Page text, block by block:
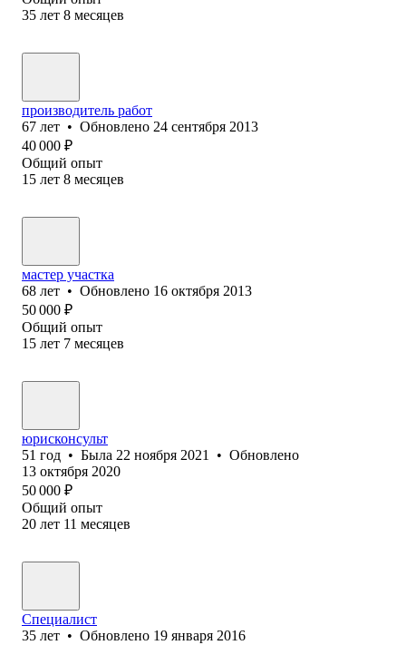
35 лет 8 месяцев
производитель работ
67 лет • Обновлено 24 сентября 2013
40 000 ₽
Общий опыт
15 лет 8 месяцев
мастер участка
68 лет • Обновлено 16 октября 2013
50 000 ₽
Общий опыт
15 лет 7 месяцев
юрисконсульт
51 год • Была 22 ноября 2021 • Обновлено
13 октября 2020
50 000 ₽
Общий опыт
20 лет 11 месяцев
Специалист
35 лет • Обновлено 19 января 2016